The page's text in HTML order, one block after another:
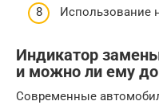
Использование
Индикатор
и можно ли ему
Современные